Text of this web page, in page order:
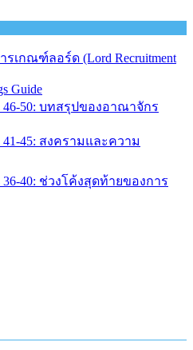
รเกณฑ์ลอร์ด (Lord Recruitment
Guide
46-50: บทสรุปของอาณาจักร
41-45: สงครามและความ
36-40: ช่วงโค้งสุดท้ายของการ